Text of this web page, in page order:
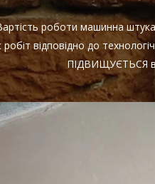
роботи машинна
відповідно до
ПІДВИЩУЄТЬСЯ в